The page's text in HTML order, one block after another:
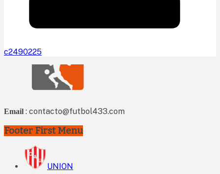
c2490225
Email : contacto@futbol433.com
Footer First Menu
UNION